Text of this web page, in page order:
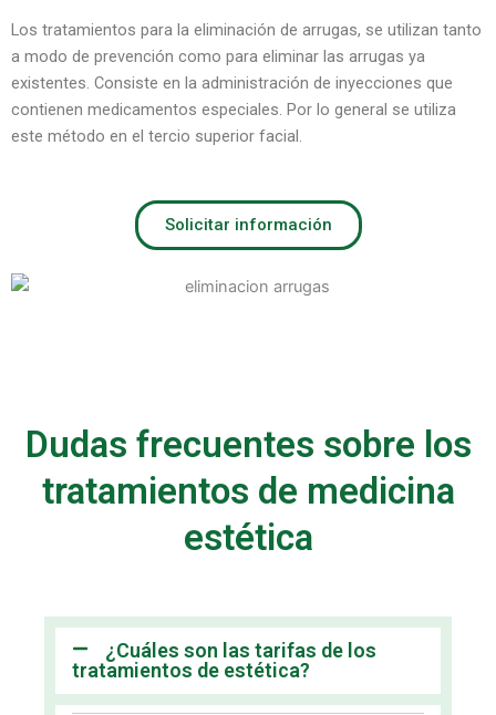
Los tratamientos para la eliminación de arrugas, se utilizan tanto
a modo de prevención como para eliminar las arrugas ya
existentes. Consiste en la administración de inyecciones que
contienen medicamentos especiales. Por lo general se utiliza
este método en el tercio superior facial.
Solicitar información
Dudas frecuentes sobre los
tratamientos de medicina
estética
¿Cuáles son las tarifas de los
tratamientos de estética?